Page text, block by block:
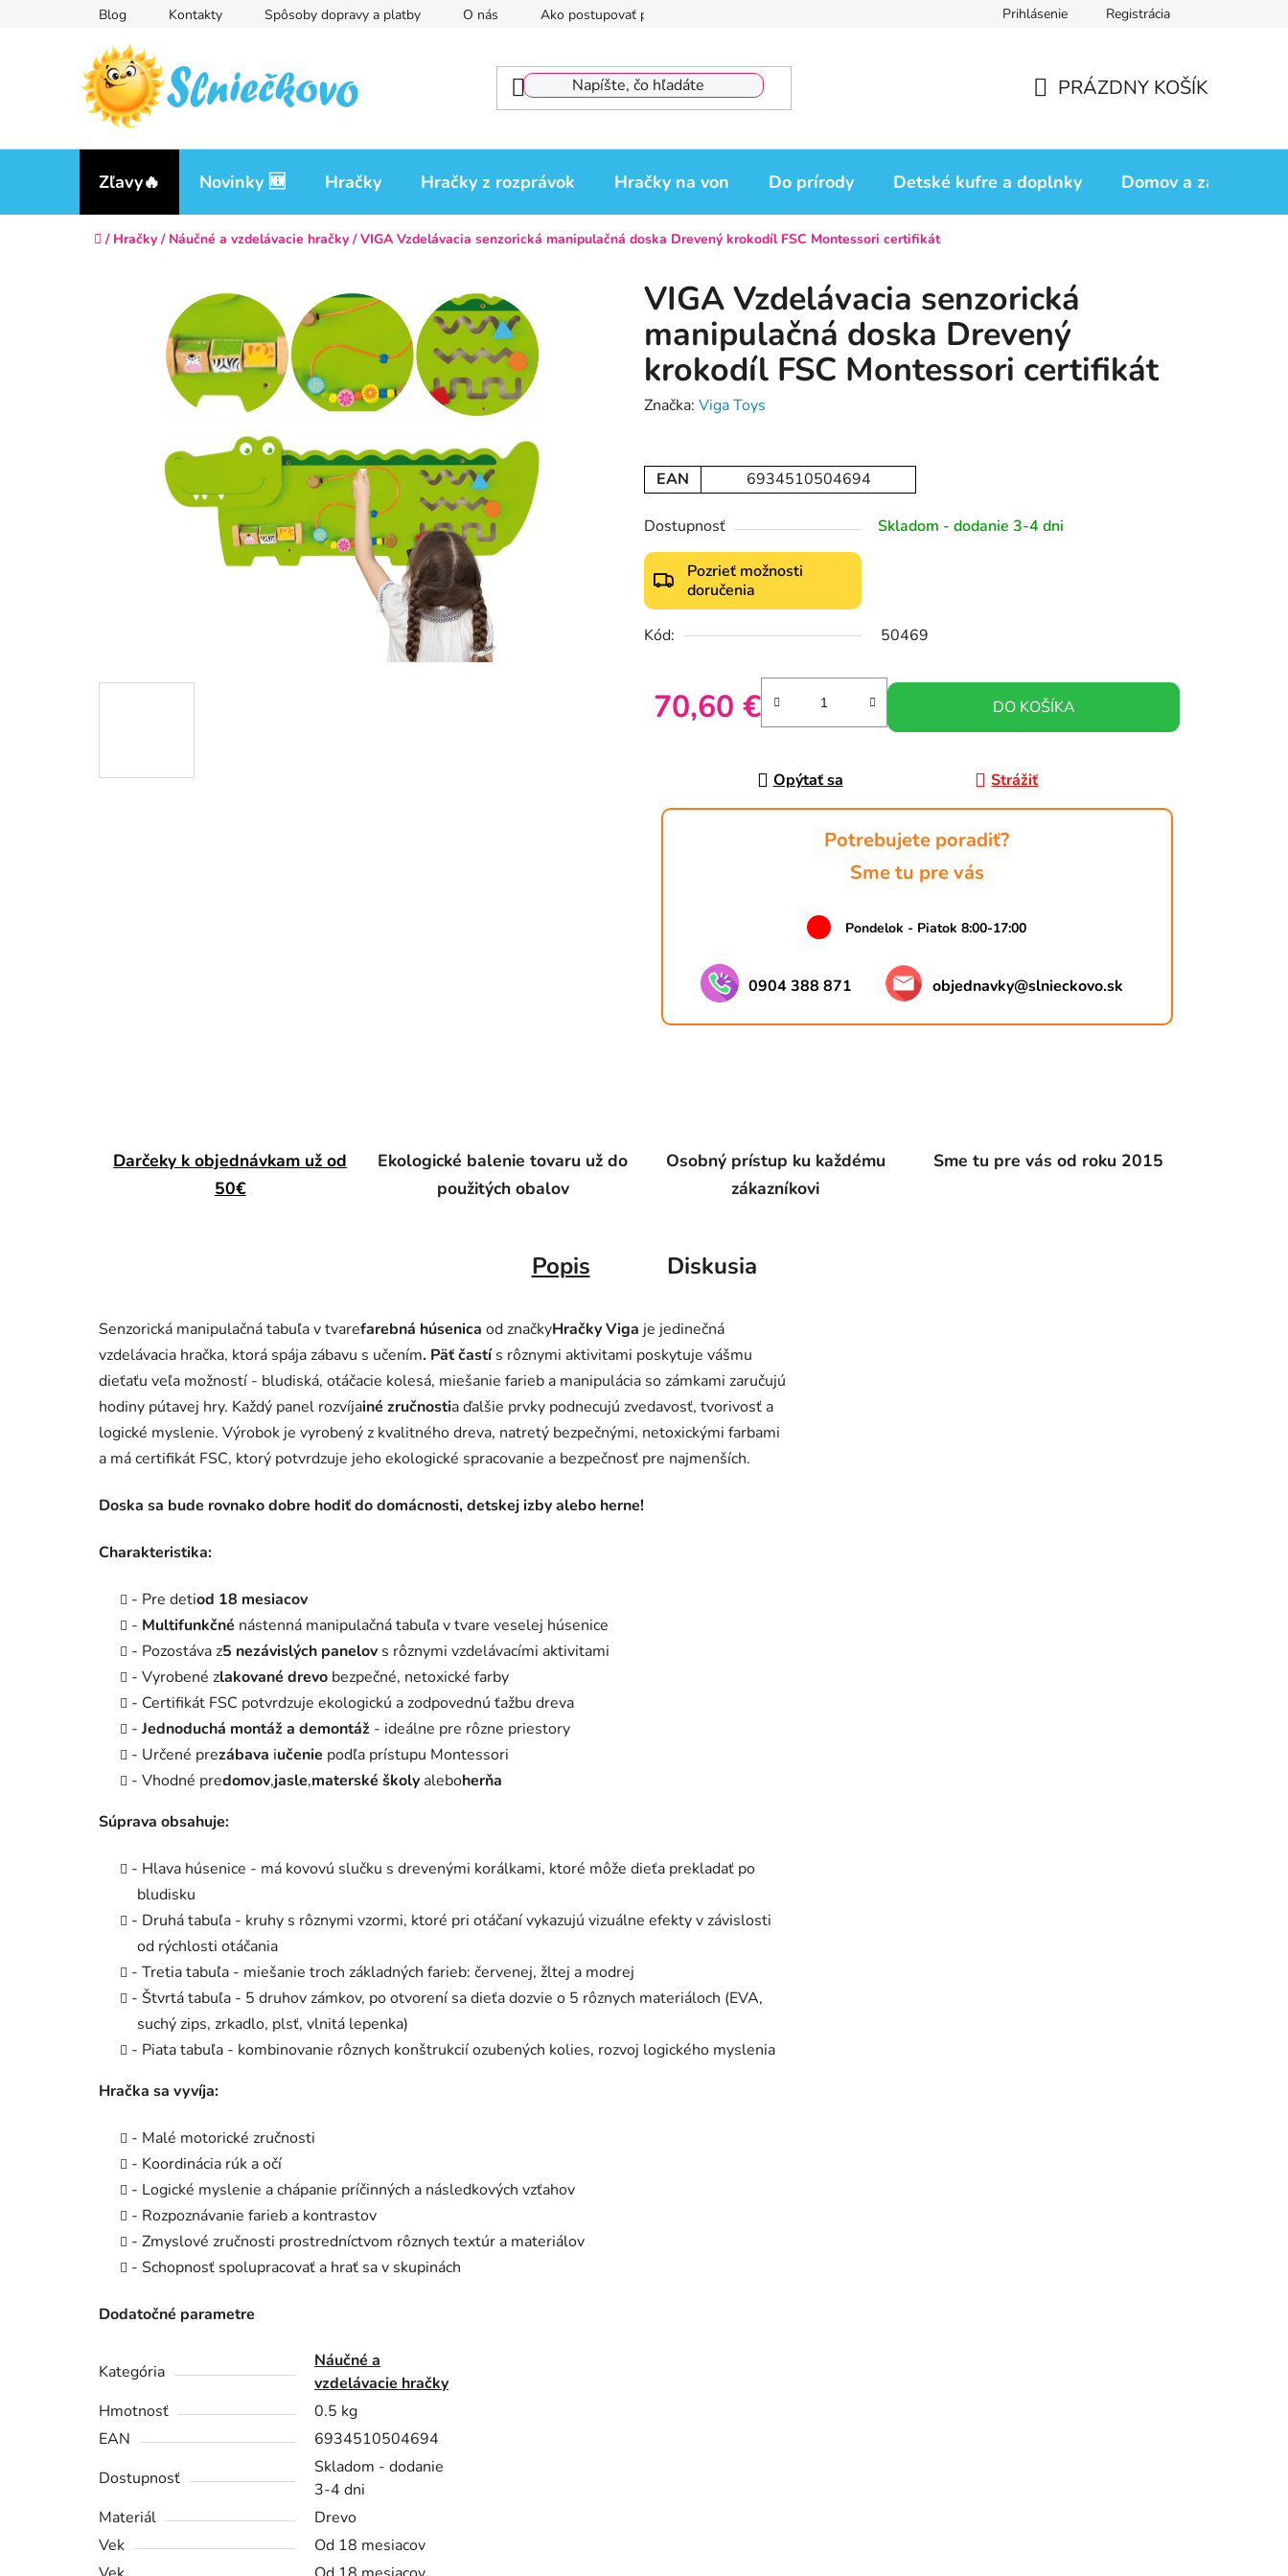
Blog Kontakty Spôsoby dopravy a platby O nás Ako postupovať pri reklamácii Vrátenie tovaru Obchodné podmienky
Prihlásenie Registrácia
KOŠÍK
PRÁZDNY KOŠÍK
Zľavy🔥 Novinky 🆕 Hračky Hračky z rozprávok Hračky na von Do prírody Detské kufre a doplnky Domov a záhrada
Domov
/ Hračky / Náučné a vzdelávacie hračky / VIGA Vzdelávacia senzorická manipulačná doska Drevený krokodíl FSC Montessori certifikát
VIGA Vzdelávacia senzorická
manipulačná doska Drevený
krokodíl FSC Montessori certifikát
Značka: Viga Toys
EAN 6934510504694
Dostupnosť Skladom - dodanie 3-4 dni
Pozrieť možnosti
doručenia
Kód: 50469
70,60 € DO KOŠÍKA
Opýtať sa Strážiť
Potrebujete poradiť?
Sme tu pre vás
Pondelok - Piatok 8:00-17:00
0904 388 871 objednavky@slnieckovo.sk
Darčeky k objednávkam už od
50€
Ekologické balenie tovaru už do
použitých obalov
Osobný prístup ku každému
zákazníkovi
Sme tu pre vás od roku 2015
Popis Diskusia
Senzorická manipulačná tabuľa v tvarefarebná húsenica od značkyHračky Viga je jedinečná
vzdelávacia hračka, ktorá spája zábavu s učením. Päť častís rôznymi aktivitami poskytuje vášmu
dieťaťu veľa možností - bludiská, otáčacie kolesá, miešanie farieb a manipulácia so zámkami zaručujú
hodiny pútavej hry. Každý panel rozvíjainé zručnostia ďalšie prvky podnecujú zvedavosť, tvorivosť a
logické myslenie. Výrobok je vyrobený z kvalitného dreva, natretý bezpečnými, netoxickými farbami
a má certifikát FSC, ktorý potvrdzuje jeho ekologické spracovanie a bezpečnosť pre najmenších.
Doska sa bude rovnako dobre hodiť do domácnosti, detskej izby alebo herne!
Charakteristika:
- Pre detiod 18 mesiacov
- Multifunkčné nástenná manipulačná tabuľa v tvare veselej húsenice
- Pozostáva z5 nezávislých panelov s rôznymi vzdelávacími aktivitami
- Vyrobené zlakované drevo bezpečné, netoxické farby
- Certifikát FSC potvrdzuje ekologickú a zodpovednú ťažbu dreva
- Jednoduchá montáž a demontáž - ideálne pre rôzne priestory
- Určené prezábava iučenie podľa prístupu Montessori
- Vhodné predomov,jasle,materské školy aleboherňa
Súprava obsahuje:
- Hlava húsenice - má kovovú slučku s drevenými korálkami, ktoré môže dieťa prekladať po
bludisku
- Druhá tabuľa - kruhy s rôznymi vzormi, ktoré pri otáčaní vykazujú vizuálne efekty v závislosti
od rýchlosti otáčania
- Tretia tabuľa - miešanie troch základných farieb: červenej, žltej a modrej
- Štvrtá tabuľa - 5 druhov zámkov, po otvorení sa dieťa dozvie o 5 rôznych materiáloch (EVA,
suchý zips, zrkadlo, plsť, vlnitá lepenka)
- Piata tabuľa - kombinovanie rôznych konštrukcií ozubených kolies, rozvoj logického myslenia
Hračka sa vyvíja:
- Malé motorické zručnosti
- Koordinácia rúk a očí
- Logické myslenie a chápanie príčinných a následkových vzťahov
- Rozpoznávanie farieb a kontrastov
- Zmyslové zručnosti prostredníctvom rôznych textúr a materiálov
- Schopnosť spolupracovať a hrať sa v skupinách
Dodatočné parametre
Kategória
Náučné a
vzdelávacie hračky
Hmotnosť
0.5 kg
EAN
6934510504694
Dostupnosť
Skladom - dodanie
3-4 dni
Materiál
Drevo
Vek
Od 18 mesiacov